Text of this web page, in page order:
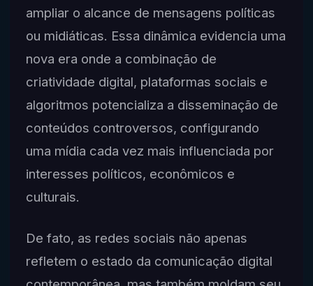
ampliar o alcance de mensagens políticas
ou midiáticas. Essa dinâmica evidencia uma
nova era onde a combinação de
criatividade digital, plataformas sociais e
algoritmos potencializa a disseminação de
conteúdos controversos, configurando
uma mídia cada vez mais influenciada por
interesses políticos, econômicos e
culturais.
De fato, as redes sociais não apenas
refletem o estado da comunicação digital